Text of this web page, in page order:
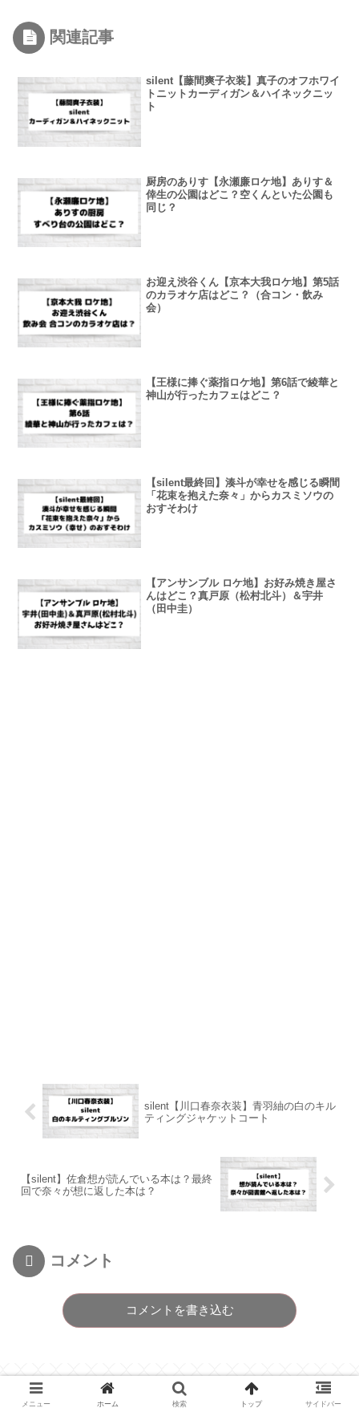
関連記事
silent【藤間爽子衣装】真子のオフホワイ
トニットカーディガン＆ハイネックニッ
ト
厨房のありす【永瀬廉ロケ地】ありす＆
倖生の公園はどこ？空くんといた公園も
同じ？
お迎え渋谷くん【京本大我ロケ地】第5話
のカラオケ店はどこ？（合コン・飲み
会）
【王様に捧ぐ薬指ロケ地】第6話で綾華と
神山が行ったカフェはどこ？
【silent最終回】湊斗が幸せを感じる瞬間
「花束を抱えた奈々」からカスミソウの
おすそわけ
【アンサンブル ロケ地】お好み焼き屋さ
んはどこ？真戸原（松村北斗）＆宇井
（田中圭）
silent【川口春奈衣装】青羽紬の白のキル
ティングジャケットコート
【silent】佐倉想が読んでいる本は？最終
回で奈々が想に返した本は？
コメント
コメントを書き込む
メニュー ホーム 検索 トップ サイドバー